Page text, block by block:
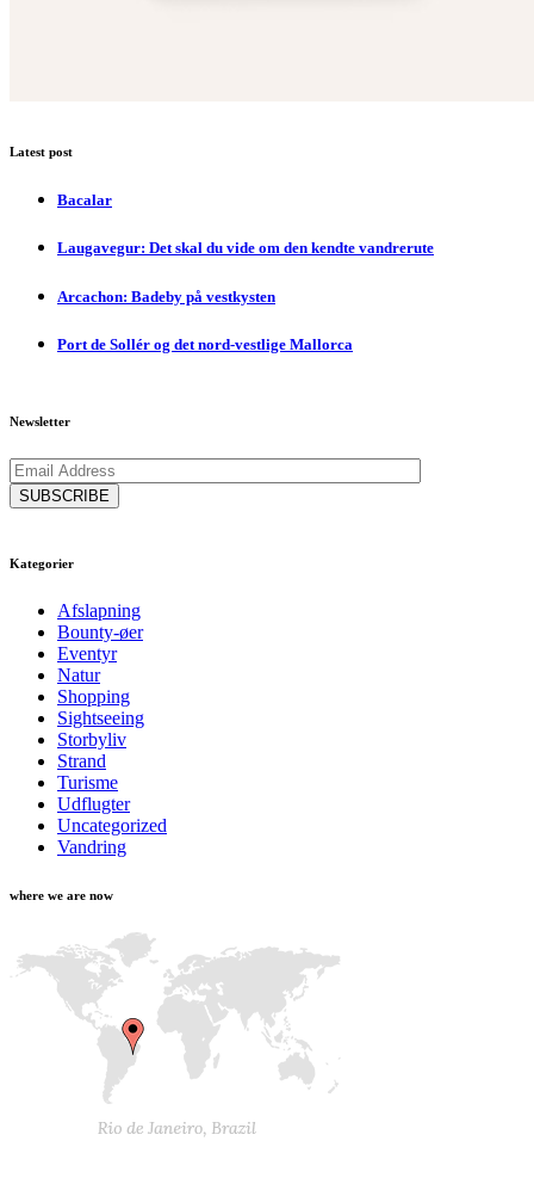
Latest post
Bacalar
Laugavegur: Det skal du vide om den kendte vandrerute
Arcachon: Badeby på vestkysten
Port de Sollér og det nord-vestlige Mallorca
Newsletter
Kategorier
Afslapning
Bounty-øer
Eventyr
Natur
Shopping
Sightseeing
Storbyliv
Strand
Turisme
Udflugter
Uncategorized
Vandring
where we are now